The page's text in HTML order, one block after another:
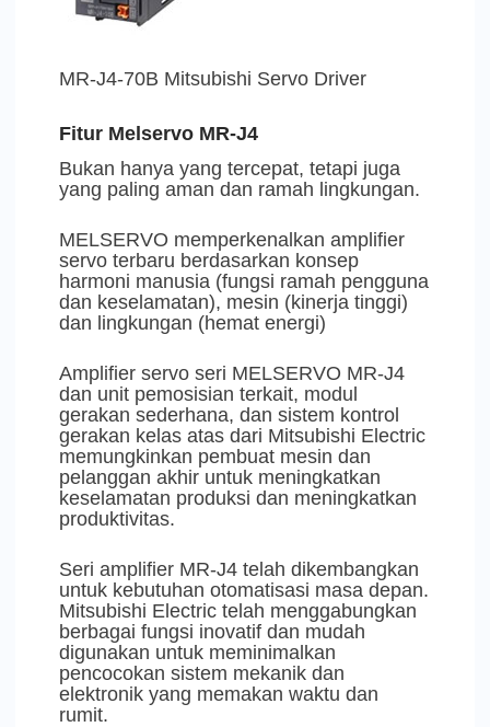
MR-J4-70B Mitsubishi Servo Driver
Fitur Melservo MR-J4
Bukan hanya yang tercepat, tetapi juga
yang paling aman dan ramah lingkungan.
MELSERVO memperkenalkan amplifier
servo terbaru berdasarkan konsep
harmoni manusia (fungsi ramah pengguna
dan keselamatan), mesin (kinerja tinggi)
dan lingkungan (hemat energi)
Amplifier servo seri MELSERVO MR-J4
dan unit pemosisian terkait, modul
gerakan sederhana, dan sistem kontrol
gerakan kelas atas dari Mitsubishi Electric
memungkinkan pembuat mesin dan
pelanggan akhir untuk meningkatkan
keselamatan produksi dan meningkatkan
produktivitas.
Seri amplifier MR-J4 telah dikembangkan
untuk kebutuhan otomatisasi masa depan.
Mitsubishi Electric telah menggabungkan
berbagai fungsi inovatif dan mudah
digunakan untuk meminimalkan
pencocokan sistem mekanik dan
elektronik yang memakan waktu dan
rumit.